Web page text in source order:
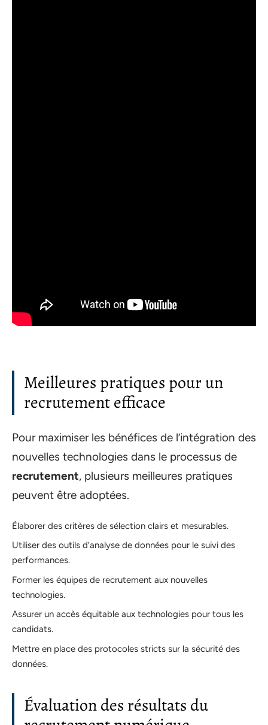
Meilleures pratiques pour un
recrutement efficace
Pour maximiser les bénéfices de l’intégration des
nouvelles technologies dans le processus de
recrutement, plusieurs meilleures pratiques
peuvent être adoptées.
Élaborer des critères de sélection clairs et mesurables.
Utiliser des outils d’analyse de données pour le suivi des
performances.
Former les équipes de recrutement aux nouvelles
technologies.
Assurer un accès équitable aux technologies pour tous les
candidats.
Mettre en place des protocoles stricts sur la sécurité des
données.
Évaluation des résultats du